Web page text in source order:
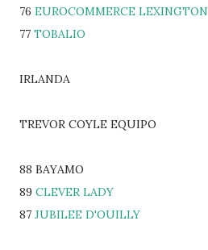
76 EUROCOMMERCE LEXINGTON
77 TOBALIO
IRLANDA
TREVOR COYLE EQUIPO
88 BAYAMO
89 CLEVER LADY
87 JUBILEE D'OUILLY